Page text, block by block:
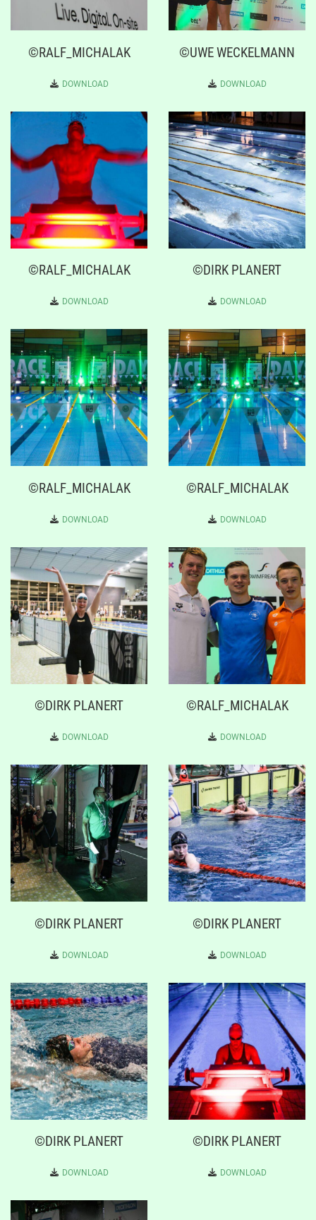
©RALF_MICHALAK
DOWNLOAD
©UWE WECKELMANN
DOWNLOAD
©RALF_MICHALAK
DOWNLOAD
©DIRK PLANERT
DOWNLOAD
©RALF_MICHALAK
DOWNLOAD
©RALF_MICHALAK
DOWNLOAD
©DIRK PLANERT
DOWNLOAD
©RALF_MICHALAK
DOWNLOAD
©DIRK PLANERT
DOWNLOAD
©DIRK PLANERT
DOWNLOAD
©DIRK PLANERT
DOWNLOAD
©DIRK PLANERT
DOWNLOAD